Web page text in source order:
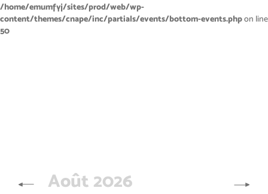
/home/emumfyj/sites/prod/web/wp-
content/themes/cnape/inc/partials/events/bottom-events.phpon line
50
Août 2026